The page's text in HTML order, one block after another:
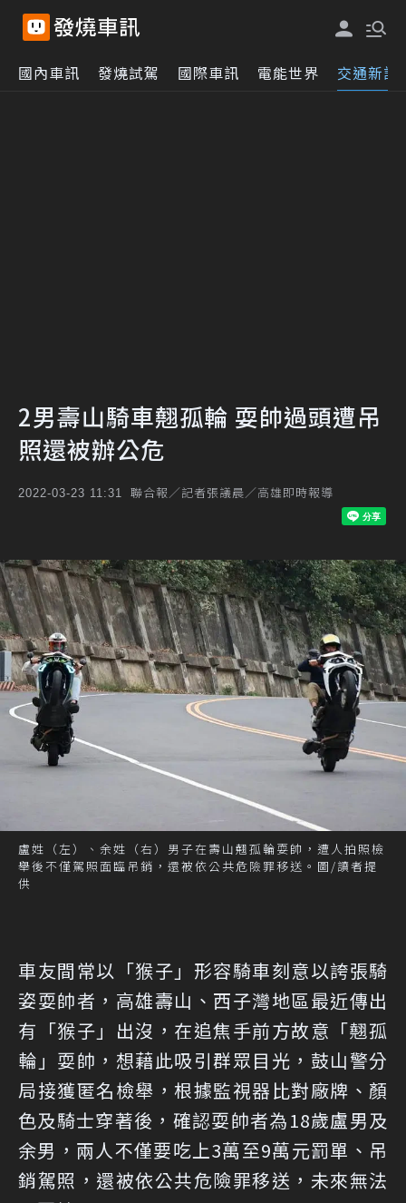
國內車訊 發燒試駕 國際車訊 電能世界 交通新訊
2男壽山騎車翹孤輪 耍帥過頭遭吊
照還被辦公危
2022-03-23 11:31 聯合報／記者張議晨／高雄即時報導
盧姓（左）、余姓（右）男子在壽山翹孤輪耍帥，遭人拍照檢
舉後不僅駕照面臨吊銷，還被依公共危險罪移送。圖/讀者提
供
車友間常以「猴子」形容騎車刻意以誇張騎
姿耍帥者，高雄壽山、西子灣地區最近傳出
有「猴子」出沒，在追焦手前方故意「翹孤
輪」耍帥，想藉此吸引群眾目光，鼓山警分
局接獲匿名檢舉，根據監視器比對廠牌、顏
色及騎士穿著後，確認耍帥者為18歲盧男及
余男，兩人不僅要吃上3萬至9萬元罰單、吊
銷駕照，還被依公共危險罪移送，未來無法